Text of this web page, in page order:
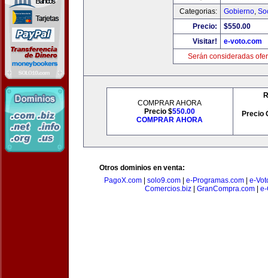
Categorias:
Gobierno,
Precio:
$550.00
Visitar!
e-voto.com
Serán consideradas
COMPRAR AHORA
Precio $550.00
COMPRAR AHORA
Precio
Otros dominios en venta:
PagoX.com
solo9.com e-Programas.com
e-
Comercios.biz| GranCompra.com| e-